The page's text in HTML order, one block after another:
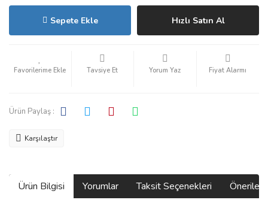
Sepete Ekle Hızlı Satın Al
Tavsiye Et Yorum Yaz Fiyat Alarmı
Ürün Paylaş :
Karşılaştır
Ürün Bilgisi Yorumlar Taksit Seçenekleri